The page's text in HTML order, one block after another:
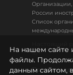
России
Список
18+
Политика
На нашем сайте
файлы.
данным сайтом,